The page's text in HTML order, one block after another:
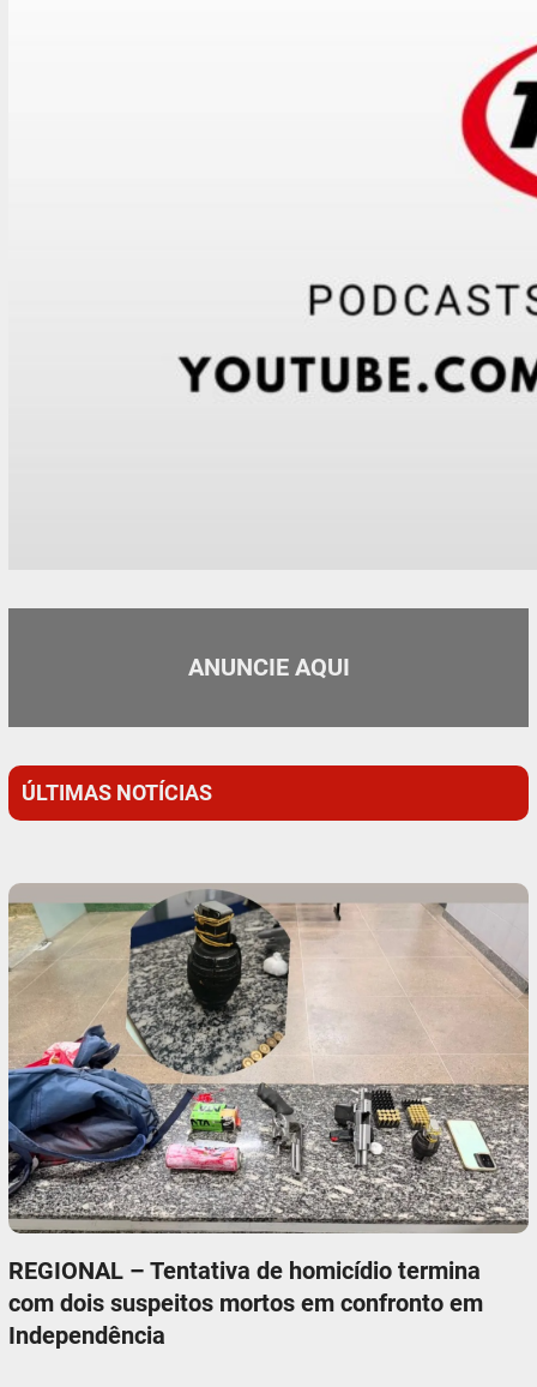
ANUNCIE AQUI
ÚLTIMAS NOTÍCIAS
REGIONAL – Tentativa de homicídio termina
com dois suspeitos mortos em confronto em
Independência